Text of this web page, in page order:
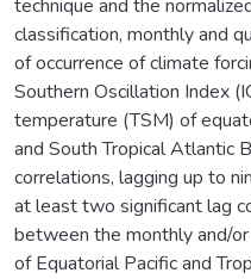
technique and the
classification, monthly and
of occurrence of climate
Southern Oscillation Index
temperature (TSM) of
and South Tropical Atlantic
correlations, lagging up to
at least two significant lag
between the monthly and/
of Equatorial Pacific and